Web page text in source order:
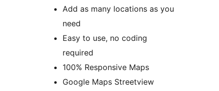
Add as many locations as you
need
Easy to use, no coding
required
100% Responsive Maps
Google Maps Streetview